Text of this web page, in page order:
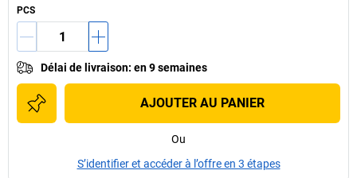
PCS
Délai de livraison: en 9 semaines
AJOUTER AU PANIER
Ou
S’identifier et accéder à l’offre en 3 étapes